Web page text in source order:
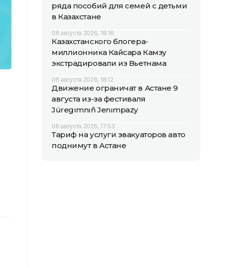
ряда пособий для семей с детьми
в Казахстане
06 августа 2026, 18:16
Казахстанского блогера-
миллионника Кайсара Камзу
экстрадировали из Вьетнама
06 августа 2026, 18:12
Движение ограничат в Астане 9
августа из-за фестиваля
Jüregımnıñ Jenımpazy
06 августа 2026, 17:53
Тариф на услуги эвакуаторов авто
поднимут в Астане